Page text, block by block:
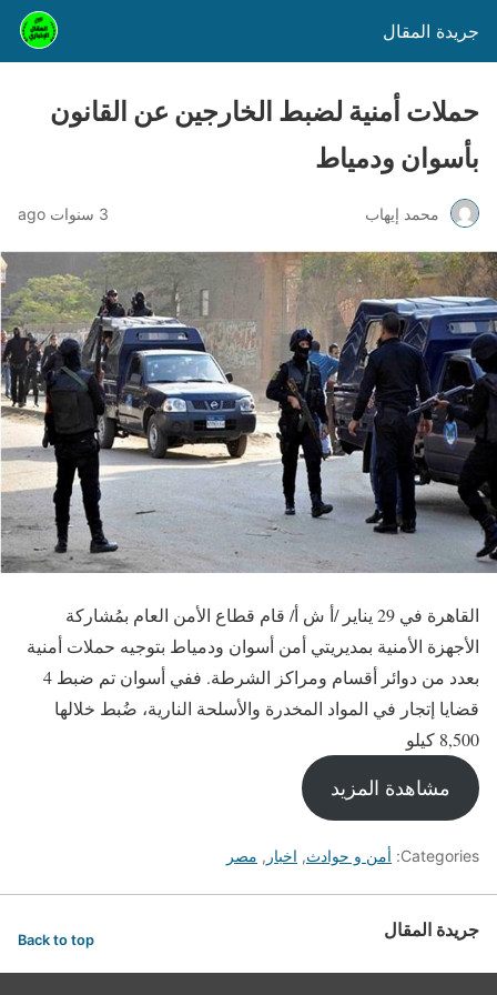
جريدة المقال
حملات أمنية لضبط الخارجين عن القانون
بأسوان ودمياط
محمد إيهاب 3 سنوات ago
القاهرة في 29 يناير /أ ش أ/ قام قطاع الأمن العام بمُشاركة
الأجهزة الأمنية بمديريتي أمن أسوان ودمياط بتوجيه حملات أمنية
بعدد من دوائر أقسام ومراكز الشرطة. ففي أسوان تم ضبط 4
قضايا إتجار في المواد المخدرة والأسلحة النارية، ضُبط خلالها
8,500 كيلو
مشاهدة المزيد
Categories: أمن و حوادث, اخبار , مصر
جريدة المقال Back to top